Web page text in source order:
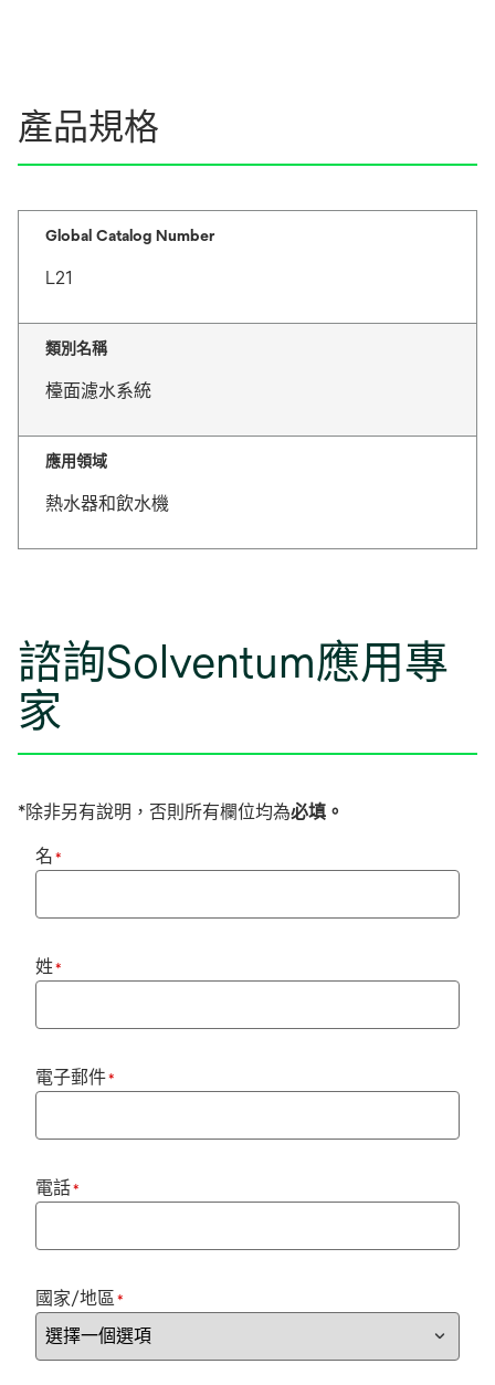
產品規格
Global Catalog Number
L21
類別名稱
檯面濾水系統
應用領域
熱水器和飲水機
諮詢Solventum應用專
家
*除非另有說明，否則所有欄位均為必填。
名 *
姓*
電子郵件*
電話*
國家/地區 *